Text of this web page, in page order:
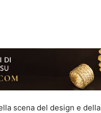
scena del design e della